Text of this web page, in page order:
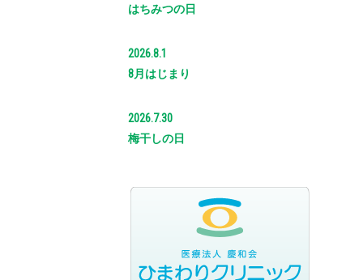
はちみつの日
2026.8.1
8月はじまり
2026.7.30
梅干しの日